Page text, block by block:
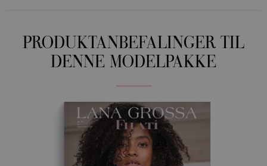
PRODUKTANBEFALINGER TIL
DENNE MODELPAKKE